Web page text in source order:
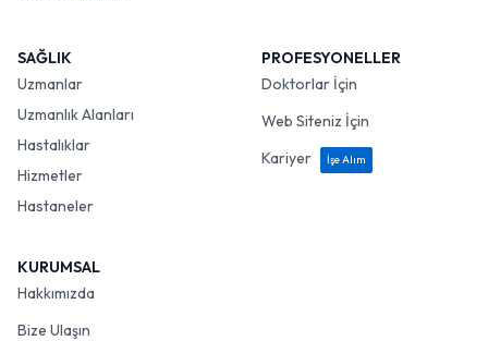
SAĞLIK
Uzmanlar
Uzmanlık Alanları
Hastalıklar
Hizmetler
Hastaneler
PROFESYONELLER
Doktorlar İçin
Web Siteniz İçin
Kariyer
İşe Alım
KURUMSAL
Hakkımızda
Bize Ulaşın